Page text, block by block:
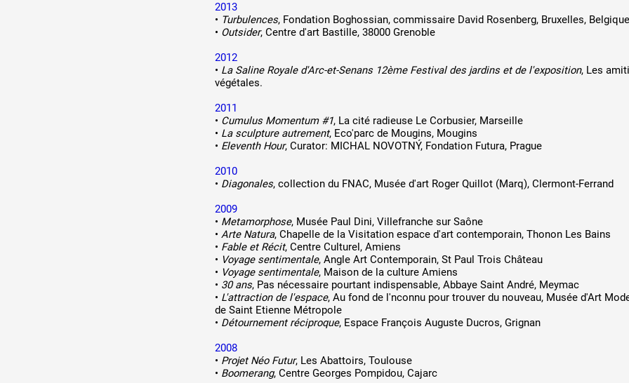
2013
• Turbulences, Fondation Boghossian, commissaire David Rosenberg, Bruxelles, Belgique
• Outsider, Centre d'art Bastille, 38000 Grenoble
2012
• La Saline Royale d'Arc-et-Senans 12ème Festival des jardins et de l'exposition, Les
végétales.
2011
• Cumulus Momentum #1, La cité radieuse Le Corbusier, Marseille
• La sculpture autrement, Eco'parc de Mougins, Mougins
• Eleventh Hour, Curator: MICHAL NOVOTNÝ, Fondation Futura, Prague
2010
• Diagonales, collection du FNAC, Musée d'art Roger Quillot (Marq), Clermont-Ferrand
2009
• Metamorphose, Musée Paul Dini, Villefranche sur Saône
• Arte Natura, Chapelle de la Visitation espace d'art contemporain, Thonon Les Bains
• Fable et Récit, Centre Culturel, Amiens
• Voyage sentimentale, Angle Art Contemporain, St Paul Trois Château
• Voyage sentimentale, Maison de la culture Amiens
• 30 ans, Pas nécessaire pourtant indispensable, Abbaye Saint André, Meymac
• L'attraction de l'espace, Au fond de l'nconnu pour trouver du nouveau, Musée d'Art
de Saint Etienne Métropole
• Détournement réciproque, Espace François Auguste Ducros, Grignan
2008
• Projet Néo Futur, Les Abattoirs, Toulouse
• Boomerang, Centre Georges Pompidou, Cajarc